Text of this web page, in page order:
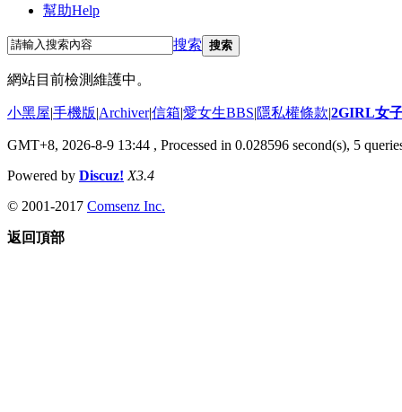
幫助Help
搜索 搜索
網站目前檢測維護中。
小黑屋|手機版|Archiver|信箱|愛女生BBS|隱私權條款|2GIRL女
GMT+8, 2026-8-9 13:44 , Processed in 0.028596 second(s), 5
Powered by Discuz! X3.4
© 2001-2017 Comsenz Inc.
返回頂部